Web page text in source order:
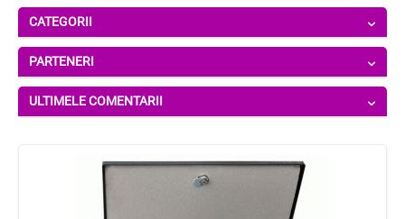
CATEGORII
PARTENERI
ULTIMELE COMENTARII